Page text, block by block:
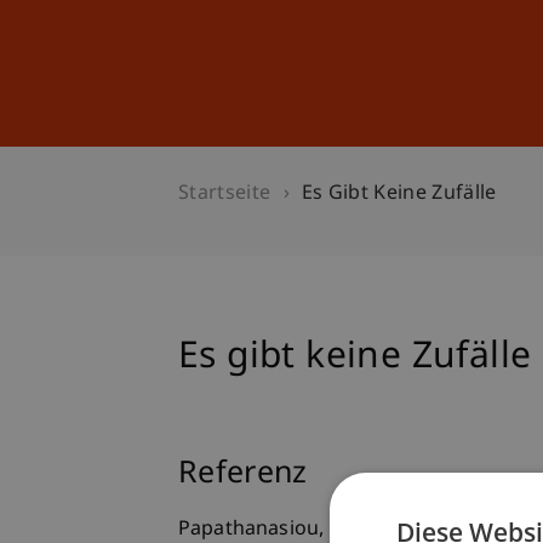
Startseite Es Gibt Keine Zufälle
Es gibt keine Zufälle
Referenz
Papathanasiou, K. (in press). Es gibt
Diese